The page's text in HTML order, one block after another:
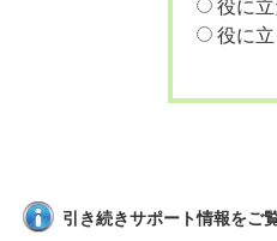
役に
役に
引き続きサポート情報をご